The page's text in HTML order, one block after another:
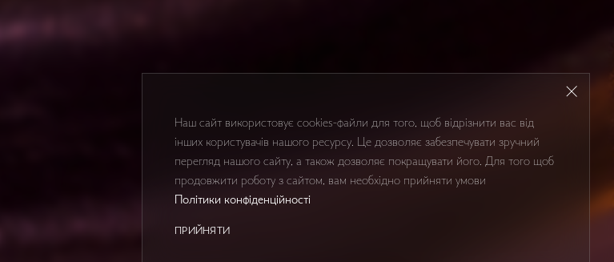
Наш сайт використовує cookies-файли для того, щоб відрізнити вас від
інших користувачів нашого ресурсу. Це дозволяє забезпечувати зручний
перегляд нашого сайту, а також дозволяє покращувати його. Для того щоб
продовжити роботу з сайтом, вам необхідно прийняти умови
Політики конфіденційності
ПРИЙНЯТИ